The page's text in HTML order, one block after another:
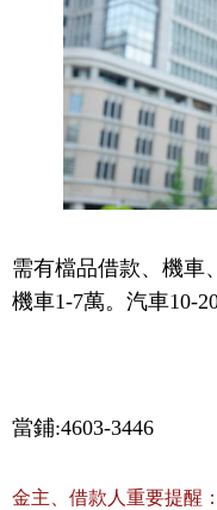
需有檔品借款、機車
機車1-7萬。汽車10-
當鋪:4603-3446
金主、借款人重要提醒：